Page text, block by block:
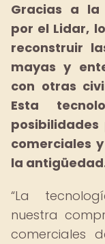
Gracias a la
por el Lidar,
reconstruir
mayas y
con otras
Esta
comerciales
la
La
nuestra
comerciales